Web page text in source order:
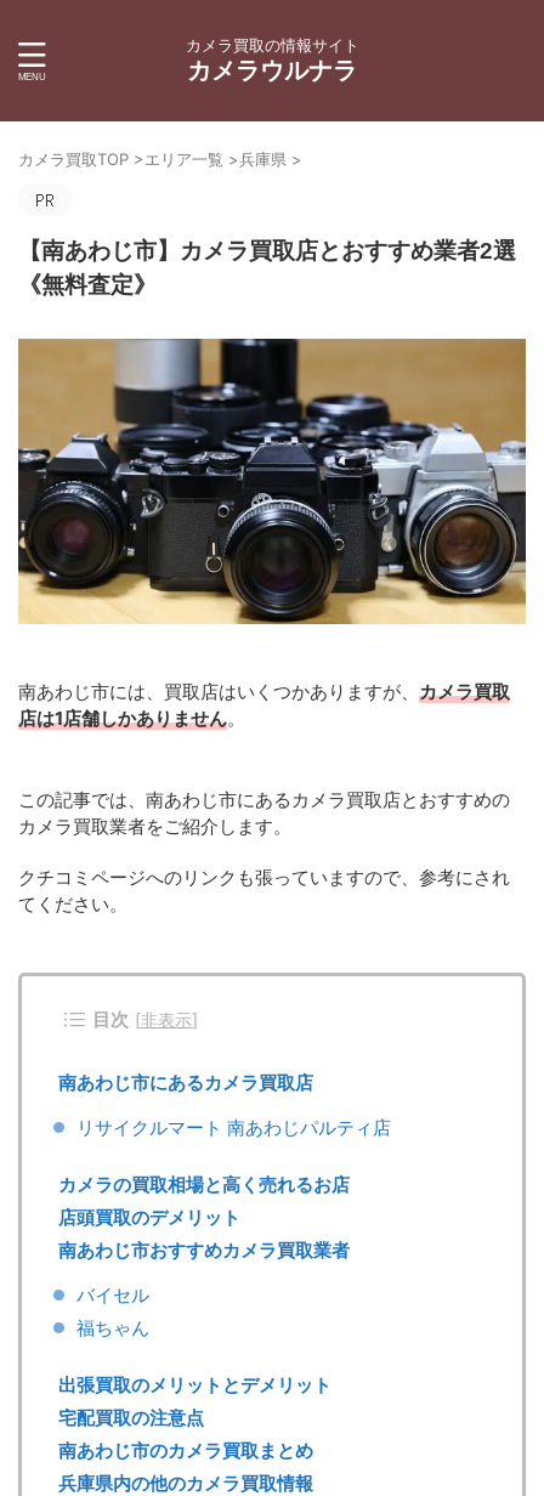
カメラ買取の情報サイト
カメラウルナラ
カメラ買取TOP >エリア一覧 >兵庫県 >
【南あわじ市】カメラ買取店とおすすめ業者2選
《無料査定》
南あわじ市には、買取店はいくつかありますが、 カメラ買取
店は1店舗しかありません。
この記事では、南あわじ市にあるカメラ買取店とおすすめの
カメラ買取業者をご紹介します。
クチコミページへのリンクも張っていますので、参考にされ
てください。
目次 [非表示]
南あわじ市にあるカメラ買取店
リサイクルマート 南あわじパルティ店
カメラの買取相場と高く売れるお店
店頭買取のデメリット
南あわじ市おすすめカメラ買取業者
バイセル
福ちゃん
出張買取のメリットとデメリット
宅配買取の注意点
南あわじ市のカメラ買取まとめ
兵庫県内の他のカメラ買取情報